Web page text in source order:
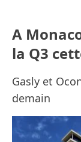
A
la Q3
Gasly et
demain